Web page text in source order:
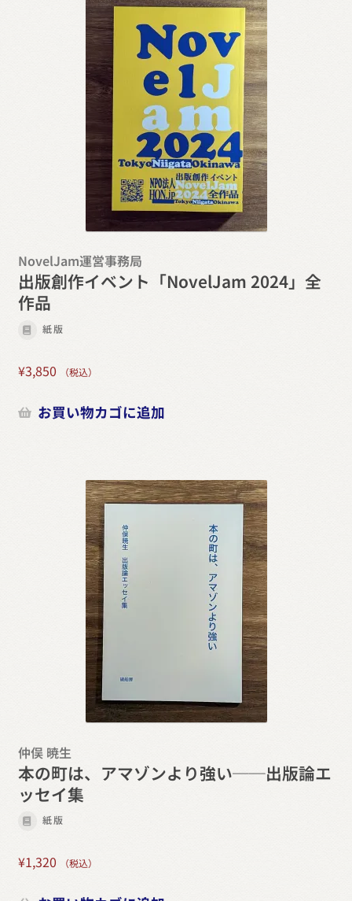
NovelJam運営事務局
出版創作イベント「NovelJam 2024」全
作品
紙版
¥3,850 （税込）
お買い物カゴに追加
仲俣 暁生
本の町は、アマゾンより強い──出版論エ
ッセイ集
紙版
¥1,320 （税込）